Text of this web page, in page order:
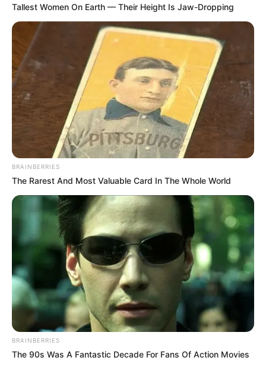
Tallest Women On Earth — Their Height Is Jaw-Dropping
BRAINBERRIES
The Rarest And Most Valuable Card In The Whole World
BRAINBERRIES
The 90s Was A Fantastic Decade For Fans Of Action Movies